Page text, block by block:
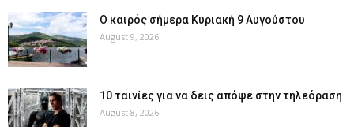
Ο καιρός σήμερα Κυριακή 9 Αυγούστου
August 9, 2026
10 ταινίες για να δεις απόψε στην τηλεόραση
August 8, 2026